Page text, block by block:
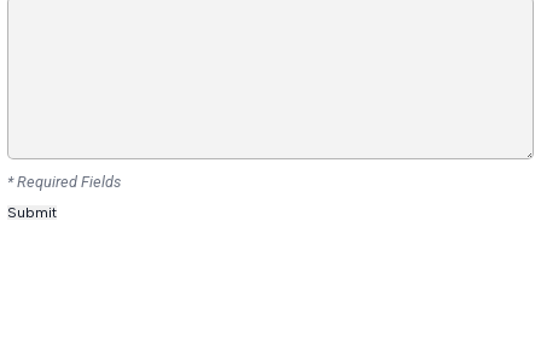
* Required Fields